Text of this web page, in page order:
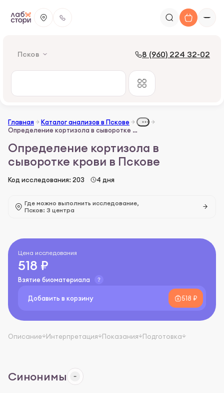
Псков 8 (960) 224 32-02
Главная
Каталог анализов в Пскове
Определение кортизола в сыворотке крови
Определение кортизола в
сыворотке крови в Пскове
Код исследования: 203 4 дня
Где можно выполнить исследование,
Псков: 3 центра
Цена исследования
518 ₽
Взятие биоматериала
Добавить в корзину 518 ₽
Описание Интерпретация Показания Подготовка
Синонимы